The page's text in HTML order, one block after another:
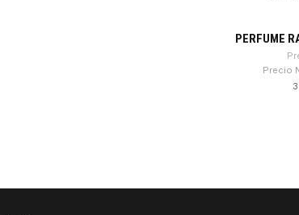
PERFUME
Precio